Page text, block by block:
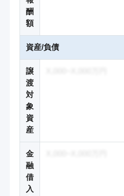
酬
額
資産/負債
譲
渡
対
象
資
産
金
融
借
入